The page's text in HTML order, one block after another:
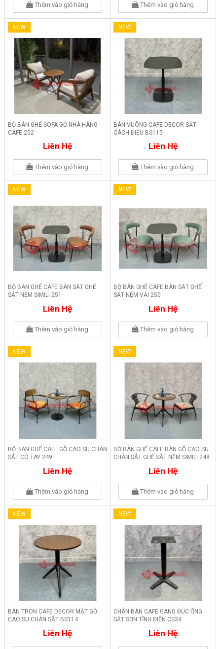
Thêm vào giỏ hàng Thêm vào giỏ hàng
NEW
BỘ BÀN GHẾ SOFA GỖ NHÀ HÀNG
CAFE 252
Liên Hệ
Thêm vào giỏ hàng
NEW
BÀN VUÔNG CAFE DECOR SẮT
CÁCH ĐIỆU BS115
Liên Hệ
Thêm vào giỏ hàng
NEW
BỘ BÀN GHẾ CAFE BÀN SẮT GHẾ
SẮT NỆM SIMILI 251
Liên Hệ
Thêm vào giỏ hàng
NEW
BỘ BÀN GHẾ CAFE BÀN SẮT GHẾ
SẮT NỆM VẢI 250
Liên Hệ
Thêm vào giỏ hàng
NEW
BỘ BÀN GHẾ CAFE GỖ CAO SU CHÂN
SẮT CÓ TAY 249
Liên Hệ
Thêm vào giỏ hàng
NEW
BỘ BÀN GHẾ CAFE BÀN GỖ CAO SU
CHÂN SẮT GHẾ SẮT NỆM SIMILI 248
Liên Hệ
Thêm vào giỏ hàng
NEW
BÀN TRÒN CAFE DECOR MẶT GỖ
CAO SU CHÂN SẮT BS114
Liên Hệ
NEW
CHÂN BÀN CAFE GANG ĐÚC ỐNG
SẮT SƠN TĨNH ĐIỆN CS34
Liên Hệ